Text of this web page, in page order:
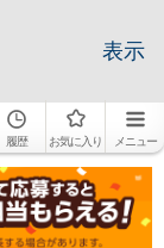
表示
履歴 お気に入り メニュー